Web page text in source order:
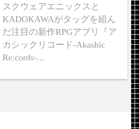
スクウェアエニックスと
KADOKAWAがタッグを組ん
だ注目の新作RPGアプリ『ア
カシックリコード-Akashic
Re:cords-...